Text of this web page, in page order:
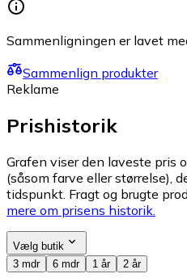
Sammenligningen er lavet
Sammenlign produkter
Reklame
Prishistorik
Grafen viser den laveste pris
(såsom farve eller størrelse),
tidspunkt. Fragt og brugte
mere om prisens historik.
Vælg butik
3 mdr
6 mdr 1 år 2 år